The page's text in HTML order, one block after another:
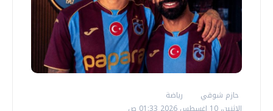
حازم شوقي
رياضة
الإثنين، 10 اغسطس 2026 01:33 ص